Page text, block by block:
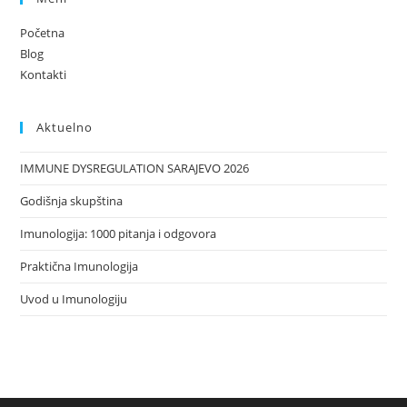
Početna
Blog
Kontakti
Aktuelno
IMMUNE DYSREGULATION SARAJEVO 2026
Godišnja skupština
Imunologija: 1000 pitanja i odgovora
Praktična Imunologija
Uvod u Imunologiju